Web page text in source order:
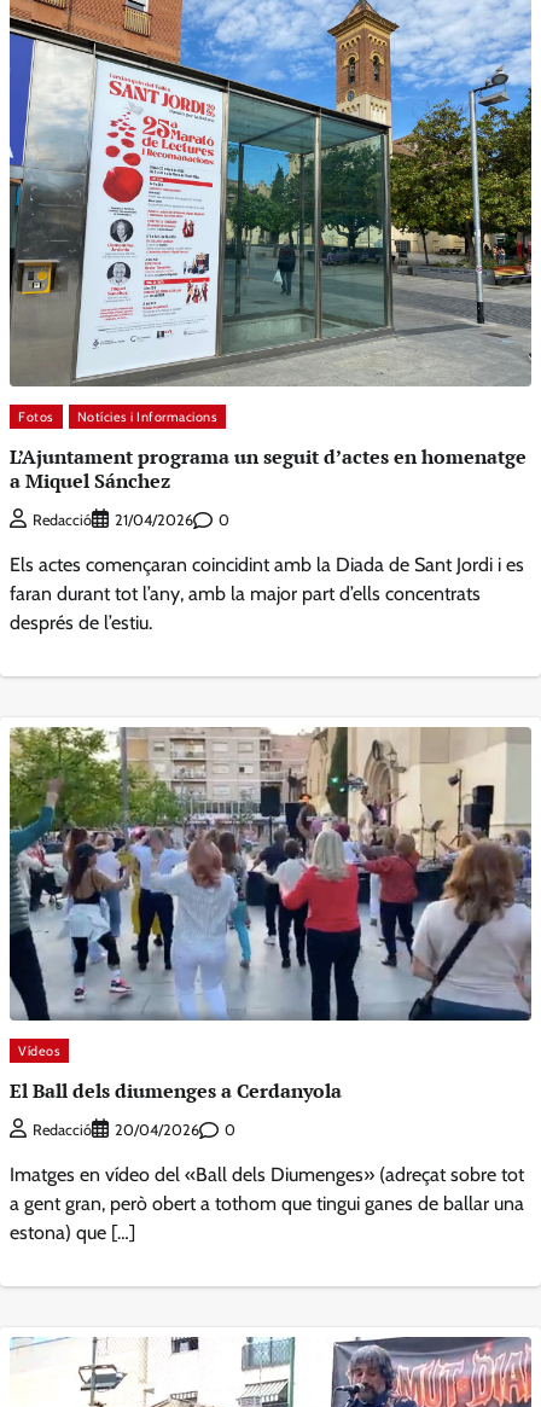
Fotos Notícies i Informacions
L’Ajuntament programa un seguit d’actes en homenatge
a Miquel Sánchez
Redacció 21/04/2026 0
Els actes començaran coincidint amb la Diada de Sant Jordi i es
faran durant tot l’any, amb la major part d’ells concentrats
després de l’estiu.
Vídeos
El Ball dels diumenges a Cerdanyola
Redacció 20/04/2026 0
Imatges en vídeo del «Ball dels Diumenges» (adreçat sobre tot
a gent gran, però obert a tothom que tingui ganes de ballar una
estona) que […]